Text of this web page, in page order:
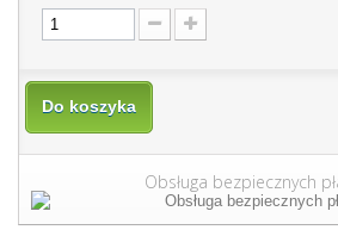
Do koszyka
Obsługa bezpiecznych